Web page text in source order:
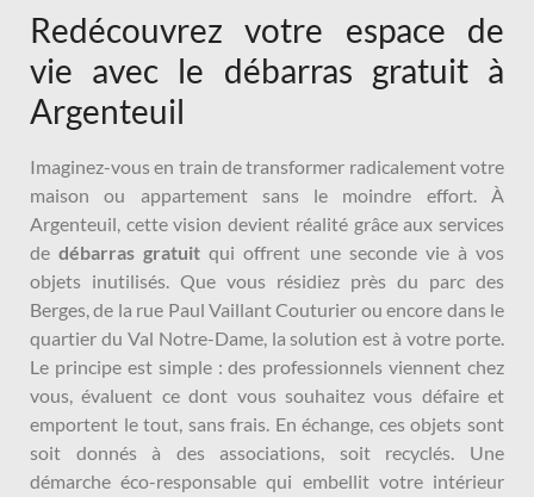
Redécouvrez votre espace de
vie avec le débarras gratuit à
Argenteuil
Imaginez-vous en train de transformer radicalement votre
maison ou appartement sans le moindre effort. À
Argenteuil, cette vision devient réalité grâce aux services
dedébarras gratuit qui offrent une seconde vie à vos
objets inutilisés. Que vous résidiez près du parc des
Berges, de la rue Paul Vaillant Couturier ou encore dans le
quartier du Val Notre-Dame, la solution est à votre porte.
Le principe est simple : des professionnels viennent chez
vous, évaluent ce dont vous souhaitez vous défaire et
emportent le tout, sans frais. En échange, ces objets sont
soit donnés à des associations, soit recyclés. Une
démarche éco-responsable qui embellit votre intérieur